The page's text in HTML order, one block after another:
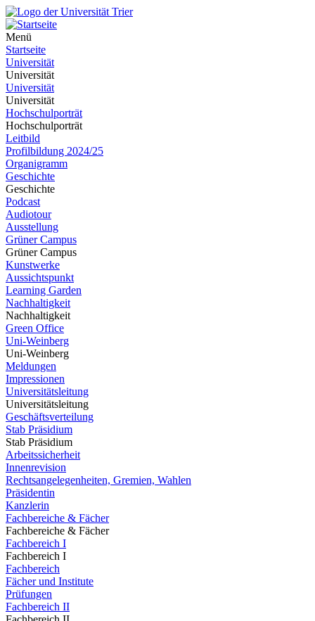
Menü
Startseite
Universität
Universität
Universität
Universität
Hochschulporträt
Hochschulporträt
Leitbild
Profilbildung 2024/25
Organigramm
Geschichte
Geschichte
Podcast
Audiotour
Ausstellung
Grüner Campus
Grüner Campus
Kunstwerke
Aussichtspunkt
Learning Garden
Nachhaltigkeit
Nachhaltigkeit
Green Office
Uni-Weinberg
Uni-Weinberg
Meldungen
Impressionen
Universitätsleitung
Universitätsleitung
Geschäftsverteilung
Stab Präsidium
Stab Präsidium
Arbeitssicherheit
Innenrevision
Rechtsangelegenheiten, Gremien, Wahlen
Präsidentin
Kanzlerin
Fachbereiche & Fächer
Fachbereiche & Fächer
Fachbereich I
Fachbereich I
Fachbereich
Fächer und Institute
Prüfungen
Fachbereich II